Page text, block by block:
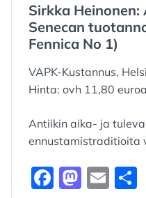
:Sirkka
Senecan
Fennica No 1)
VAPK-Kustannus,
Hinta: ovh 11,80
Antiikin aika- ja
ennustamistraditioita
F
M E